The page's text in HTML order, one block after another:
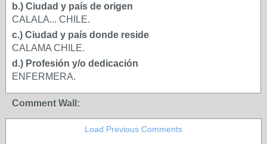
b.) Ciudad y país de origen
CALALA... CHILE.
c.) Ciudad y país donde reside
CALAMA CHILE.
d.) Profesión y/o dedicación
ENFERMERA.
Comment Wall:
Load Previous Comments